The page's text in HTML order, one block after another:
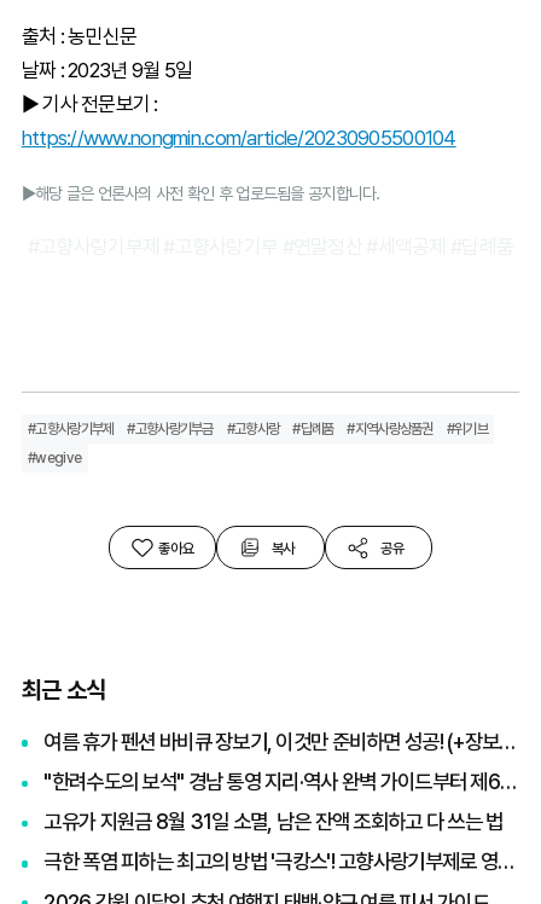
출처 : 농민신문
날짜 : 2023년 9월 5일
► 기사 전문보기 :
https://www.nongmin.com/article/20230905500104
►해당 글은 언론사의 사전 확인 후 업로드됨을 공지합니다.
#고향사랑기부제 #고향사랑기부금 #고향사랑 #답례품 #지역사랑상품권
#위기브
#wegive
좋아요 복사 공유
최근 소식
여름 휴가 펜션 바비큐 장보기, 이것만 준비하면 성공! (+장보기 체크리스트)
"한려수도의 보석" 경남 통영 지리·역사 완벽 가이드부터 제65회 통영한산대첩축제까지 총정리
고유가 지원금 8월 31일 소멸, 남은 잔액 조회하고 다 쓰는 법
극한 폭염 피하는 최고의 방법 '극캉스'! 고향사랑기부제로 영화관람권 받고 세액공제까지 챙기기